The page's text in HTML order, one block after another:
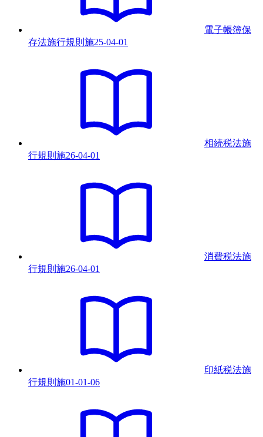
電子帳簿保
存法施行規則 施25-04-01
相続税法施
行規則 施26-04-01
消費税法施
行規則 施26-04-01
印紙税法施
行規則 施01-01-06